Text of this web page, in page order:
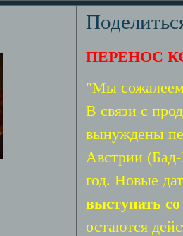
ПЕРЕНОС
"Мы
В связи с
вынуждены
Австрии
год. Новые
выступать
остаются